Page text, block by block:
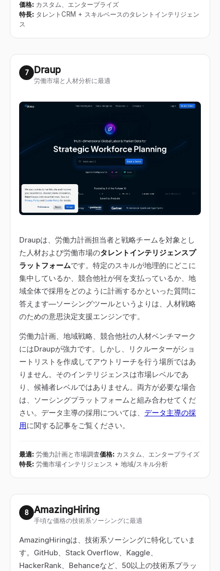
価格: カスタム、エンタープライズ
特長: タレントCRM + スキルベースのタレントインテリジェン
ス
7 Draup
労働市場と人材分析に最適
Draupは、労働力計画担当者と戦略チームを対象とし
た人材および労働市場のタレントインテリジェンスプ
ラットフォームです。特定のスキルが地理的にどこに
集中しているか、競合他社が何を支払っているか、地
域全体で採用をどのように計画するかといった質問に
答えます—ソーシングツールというよりは、人材戦略
のための意思決定支援エンジンです。
労働力計画、地域戦略、競合他社の人材ベンチマーク
にはDraupが強力です。しかし、リクルーターがショ
ートリストを作成してアウトリーチを行う場所ではあ
りません。そのインテリジェンスは市場レベルであ
り、候補者レベルではありません。両方が必要な場合
は、ソーシングプラットフォームと組み合わせてくだ
さい。データ主導の採用については、 データ主導の採
用に関する記事をご覧ください。
最適: 労働力計画と市場調査価格: カスタム、エンタープライズ
特長: 労働市場インテリジェンス + 地域/スキル分析
8 AmazingHiring
手頃な価格の技術系ソーシングに最適
AmazingHiringは、技術系ソーシングに特化していま
す。GitHub、Stack Overflow、Kaggle、
HackerRank、Behanceなど、50以上の技術系プラッ